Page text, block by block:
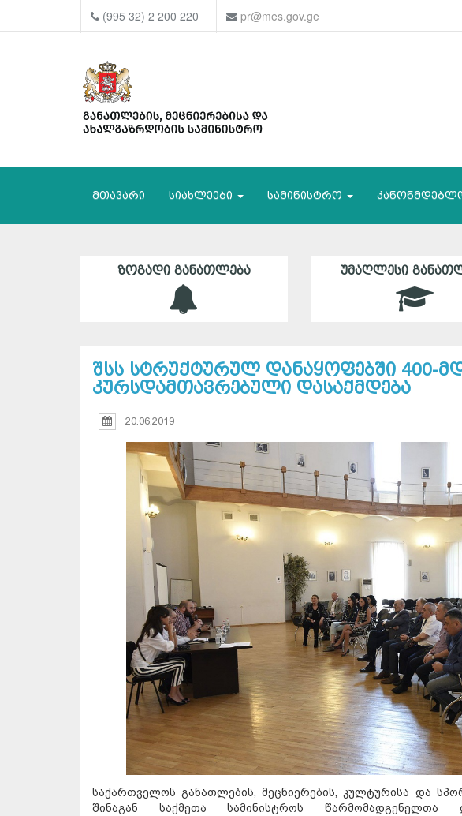
(995 32) 2 200 220 pr@mes.gov.ge
მთავარი სიახლეები სამინისტრო
ᲖᲝᲒᲐᲓᲘ ᲒᲐᲜᲐᲗᲚᲔᲑᲐ ᲣᲛᲐᲦᲚᲔᲡᲘ
შსს სტრუქტურულ დანაყოფებში 400-
კურსდამთავრებული დასაქმდება
20.06.2019
საქართველოს განათლების, მეცნიერების, კულტურისა და
შინაგან საქმეთა სამინისტროს